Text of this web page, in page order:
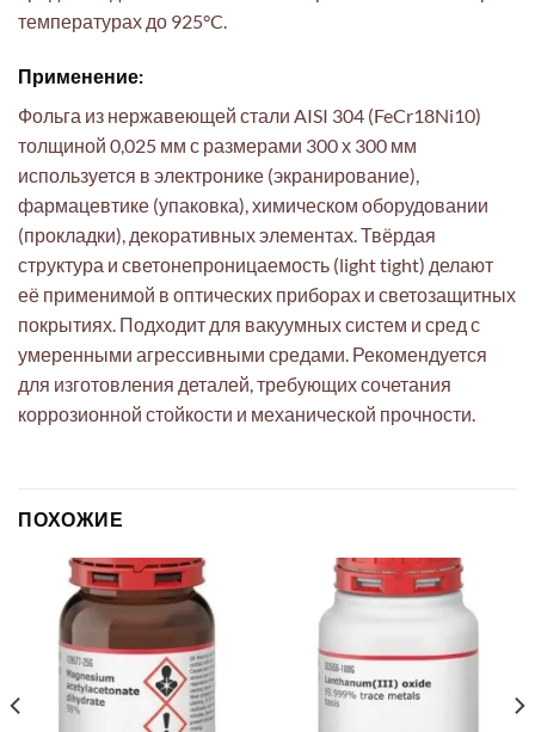
температурах до 925°C.
Применение:
Фольга из нержавеющей стали AISI 304 (FeCr18Ni10)
толщиной 0,025 мм с размерами 300 х 300 мм
используется в электронике (экранирование),
фармацевтике (упаковка), химическом оборудовании
(прокладки), декоративных элементах. Твёрдая
структура и светонепроницаемость (light tight) делают
её применимой в оптических приборах и светозащитных
покрытиях. Подходит для вакуумных систем и сред с
умеренными агрессивными средами. Рекомендуется
для изготовления деталей, требующих сочетания
коррозионной стойкости и механической прочности.
ПОХОЖИЕ